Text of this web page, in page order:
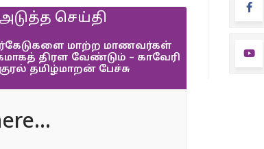
அடுத்த செய்தி
மாற்ற மாணவர்கள்
திரள வேண்டும் – காவேரி
தமிழ்மாறன் பேச்சு